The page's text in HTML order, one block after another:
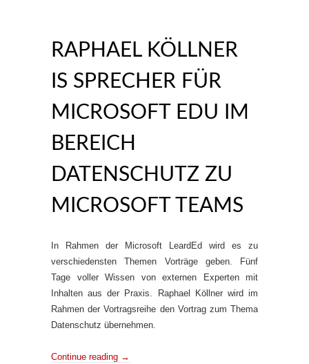
RAPHAEL KÖLLNER
IS SPRECHER FÜR
MICROSOFT EDU IM
BEREICH
DATENSCHUTZ ZU
MICROSOFT TEAMS
In Rahmen der Microsoft LeardEd wird es zu
verschiedensten Themen Vorträge geben. Fünf
Tage voller Wissen von externen Experten mit
Inhalten aus der Praxis. Raphael Köllner wird im
Rahmen der Vortragsreihe den Vortrag zum Thema
Datenschutz übernehmen.
Continue reading →